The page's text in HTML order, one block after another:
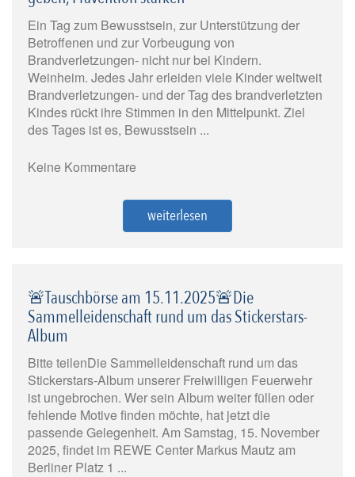
Ein Tag zum Bewusstsein, zur Unterstützung der
Betroffenen und zur Vorbeugung von
Brandverletzungen- nicht nur bei Kindern.
Weinheim. Jedes Jahr erleiden viele Kinder weltweit
Brandverletzungen- und der Tag des brandverletzten
Kindes rückt ihre Stimmen in den Mittelpunkt. Ziel
des Tages ist es, Bewusstsein ...
Keine Kommentare
weiterlesen
🚨Tauschbörse am 15.11.2025🚨Die
Sammelleidenschaft rund um das Stickerstars-
Album
Bitte teilenDie Sammelleidenschaft rund um das
Stickerstars-Album unserer Freiwilligen Feuerwehr
ist ungebrochen. Wer sein Album weiter füllen oder
fehlende Motive finden möchte, hat jetzt die
passende Gelegenheit. Am Samstag, 15. November
2025, findet im REWE Center Markus Mautz am
Berliner Platz 1 ...